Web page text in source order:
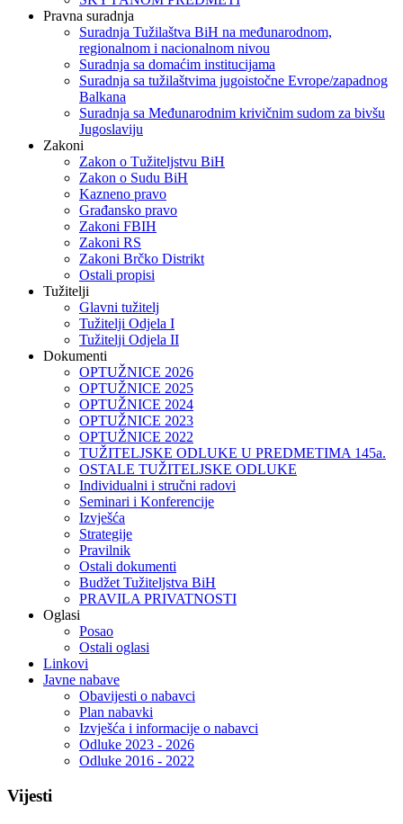
Pravna suradnja
Suradnja Tužilaštva BiH na međunarodnom,
regionalnom i nacionalnom nivou
Suradnja sa domaćim institucijama
Suradnja sa tužilaštvima jugoistočne Evrope/zapadnog
Balkana
Suradnja sa Međunarodnim krivičnim sudom za bivšu
Jugoslaviju
Zakoni
Zakon o Тužiteljstvu BiH
Zakon o Sudu BiH
Kazneno pravo
Građansko pravo
Zakoni FBIH
Zakoni RS
Zakoni Brčko Distrikt
Ostali propisi
Tužitelji
Glavni tužitelj
Tužitelji Odjela I
Tužitelji Odjela II
Dokumenti
OPTUŽNICE 2026
OPTUŽNICE 2025
OPTUŽNICE 2024
OPTUŽNICE 2023
OPTUŽNICE 2022
TUŽITELJSKE ODLUKE U PREDMETIMA 145a.
OSTALE TUŽITELJSKE ODLUKE
Individualni i stručni radovi
Seminari i Konferencije
Izvješća
Strategije
Pravilnik
Ostali dokumenti
Budžet Tužiteljstva BiH
PRAVILA PRIVATNOSTI
Oglasi
Posao
Ostali oglasi
Linkovi
Javne nabave
Obavijesti o nabavci
Plan nabavki
Izvješća i informacije o nabavci
Odluke 2023 - 2026
Odluke 2016 - 2022
Vijesti